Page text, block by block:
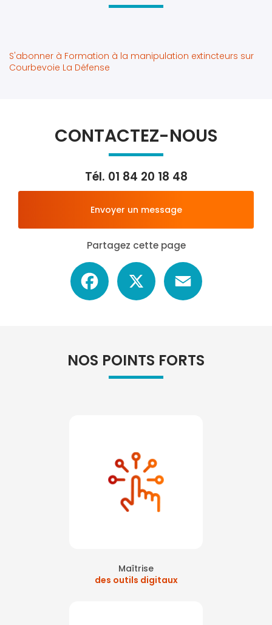
S'abonner à Formation à la manipulation extincteurs sur
Courbevoie La Défense
CONTACTEZ-NOUS
Tél. 01 84 20 18 48
Envoyer un message
Partagez cette page
Facebook
NOS POINTS FORTS
Maîtrise
des outils digitaux